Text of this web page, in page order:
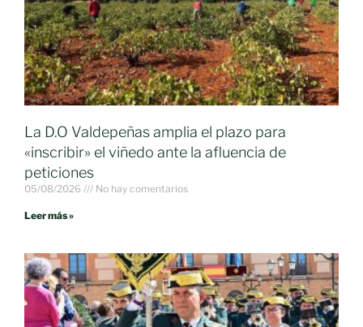
La D.O Valdepeñas amplia el plazo para
«inscribir» el viñedo ante la afluencia de
peticiones
05/08/2026 No hay comentarios
Leer más »